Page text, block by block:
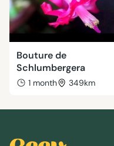
Bouture de
Schlumbergera
1 month 349km